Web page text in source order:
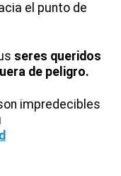
el punto de
seres queridos
de peligro.
impredecibles